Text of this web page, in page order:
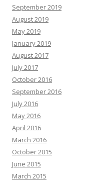
September 2019
August 2019
May 2019
January 2019
August 2017
July 2017
October 2016
September 2016
July 2016
May 2016
April 2016
March 2016
October 2015
June 2015
March 2015